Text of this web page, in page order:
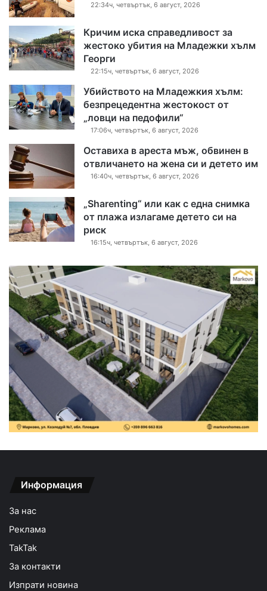
22:34ч, четвъртък, 6 август, 2026
Кричим иска справедливост за
жестоко убития на Младежки хълм
Георги
22:15ч, четвъртък, 6 август, 2026
Убийството на Младежкия хълм:
безпрецедентна жестокост от
„ловци на педофили“
17:06ч, четвъртък, 6 август, 2026
Оставиха в ареста мъж, обвинен в
отвличането на жена си и детето им
16:40ч, четвъртък, 6 август, 2026
„Sharenting“ или как с една снимка
от плажа излагаме детето си на
риск
16:15ч, четвъртък, 6 август, 2026
Информация
За нас
Реклама
TakTak
За контакти
Изпрати новина